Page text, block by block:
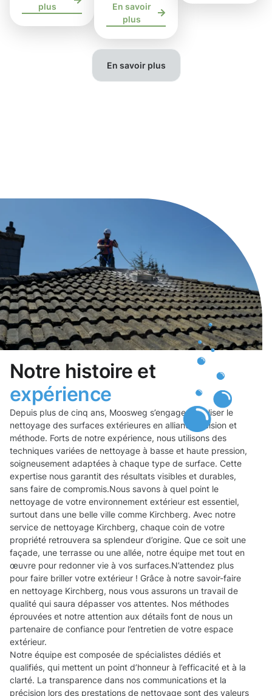
plus
En savoir
plus
En savoir plus
Notre histoire et
expérience
Depuis plus de cinq ans, Moosweg s’engage à réaliser le
nettoyage des surfaces extérieures en alliant précision et
méthode. Forts de notre expérience, nous utilisons des
techniques variées de nettoyage à basse et haute pression,
soigneusement adaptées à chaque type de surface. Cette
expertise nous garantit des résultats visibles et durables,
sans faire de compromis.Nous savons à quel point le
nettoyage de votre environnement extérieur est essentiel,
surtout dans une belle ville comme Kirchberg. Avec notre
service de nettoyage Kirchberg, chaque coin de votre
propriété retrouvera sa splendeur d’origine. Que ce soit une
façade, une terrasse ou une allée, notre équipe met tout en
œuvre pour redonner vie à vos surfaces.N’attendez plus
pour faire briller votre extérieur ! Grâce à notre savoir-faire
en nettoyage Kirchberg, nous vous assurons un travail de
qualité qui saura dépasser vos attentes. Nos méthodes
éprouvées et notre attention aux détails font de nous un
partenaire de confiance pour l’entretien de votre espace
extérieur.
Notre équipe est composée de spécialistes dédiés et
qualifiés, qui mettent un point d’honneur à l’efficacité et à la
clarté. La transparence dans nos communications et la
précision lors des prestations de nettoyage sont des valeurs